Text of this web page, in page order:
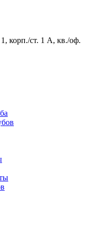
корп./ст. 1 А, кв./оф.